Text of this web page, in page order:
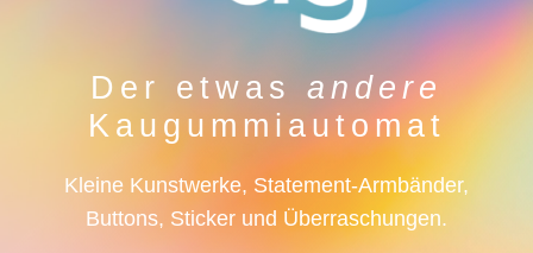
Kontakt
Der etwasandere
Kaugummiautomat
Kleine Kunstwerke, Statement-Armbänder,
Buttons, Sticker und Überraschungen.